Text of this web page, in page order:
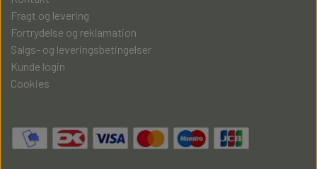
Fragt og levering
Fortrydelse og reklamation
Salgs- og leveringsbetingelser
Kunde login
Cookies